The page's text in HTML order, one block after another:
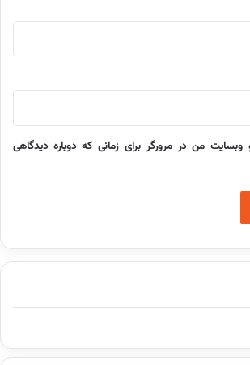
وبسایت من در مرورگر برای زمانی که دوباره دیدگاهی